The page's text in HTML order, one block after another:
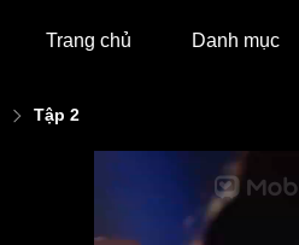
Trang chủ Danh mục
Tập 2